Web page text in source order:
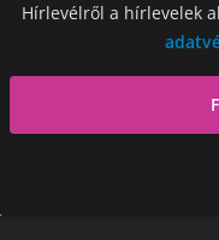
Hírlevélről a hírlevelek